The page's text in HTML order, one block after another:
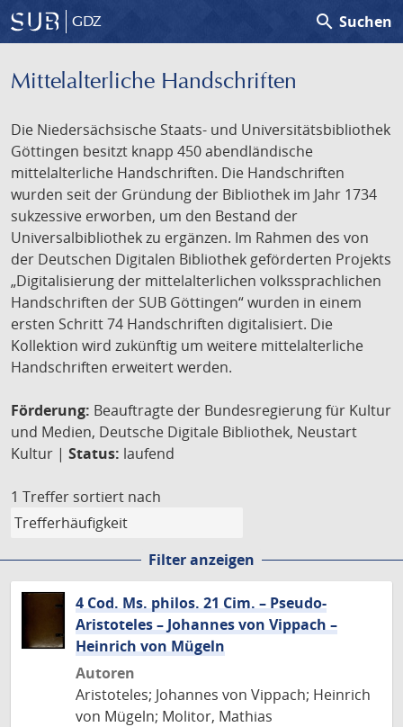
GDZ search Suchen
Mittelalterliche Handschriften
Die Niedersächsische Staats- und Universitätsbibliothek
Göttingen besitzt knapp 450 abendländische
mittelalterliche Handschriften. Die Handschriften
wurden seit der Gründung der Bibliothek im Jahr 1734
sukzessive erworben, um den Bestand der
Universalbibliothek zu ergänzen. Im Rahmen des von
der Deutschen Digitalen Bibliothek geförderten Projekts
„Digitalisierung der mittelalterlichen volkssprachlichen
Handschriften der SUB Göttingen“ wurden in einem
ersten Schritt 74 Handschriften digitalisiert. Die
Kollektion wird zukünftig um weitere mittelalterliche
Handschriften erweitert werden.
Förderung: Beauftragte der Bundesregierung für Kultur
und Medien, Deutsche Digitale Bibliothek, Neustart
Kultur | Status: laufend
1 Treffer sortiert nach
Filter anzeigen
4 Cod. Ms. philos. 21 Cim. – Pseudo-
Aristoteles – Johannes von Vippach –
Heinrich von Mügeln
Autoren
Aristoteles; Johannes von Vippach; Heinrich
von Mügeln; Molitor, Mathias